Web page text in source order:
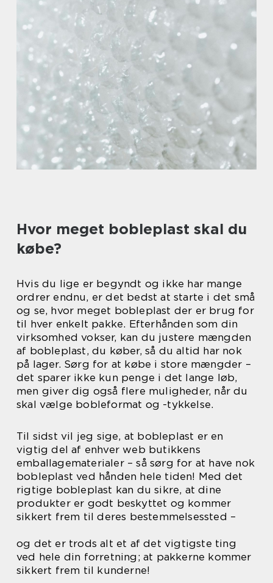
Hvor meget bobleplast skal du
købe?
Hvis du lige er begyndt og ikke har mange
ordrer endnu, er det bedst at starte i det små
og se, hvor meget bobleplast der er brug for
til hver enkelt pakke. Efterhånden som din
virksomhed vokser, kan du justere mængden
af bobleplast, du køber, så du altid har nok
på lager. Sørg for at købe i store mængder –
det sparer ikke kun penge i det lange løb,
men giver dig også flere muligheder, når du
skal vælge bobleformat og -tykkelse.
Til sidst vil jeg sige, at bobleplast er en
vigtig del af enhver web butikkens
emballagematerialer – så sørg for at have nok
bobleplast ved hånden hele tiden! Med det
rigtige bobleplast kan du sikre, at dine
produkter er godt beskyttet og kommer
sikkert frem til deres bestemmelsessted –
og det er trods alt et af det vigtigste ting
ved hele din forretning; at pakkerne kommer
sikkert frem til kunderne!